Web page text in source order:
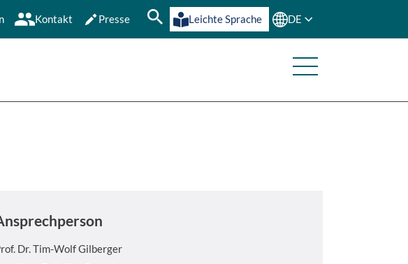
Kontakt Presse Leichte Sprache DE
Dr.Tim-Wolf Gilberger